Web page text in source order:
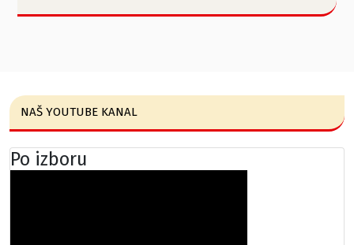
NAŠ YOUTUBE KANAL
Po izboru